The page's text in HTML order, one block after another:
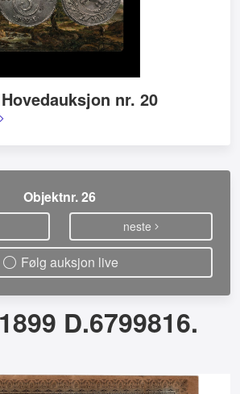
nr. 20
Objektnr. 26
neste
Følg auksjon live
D.6799816.